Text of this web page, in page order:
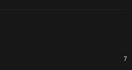
7